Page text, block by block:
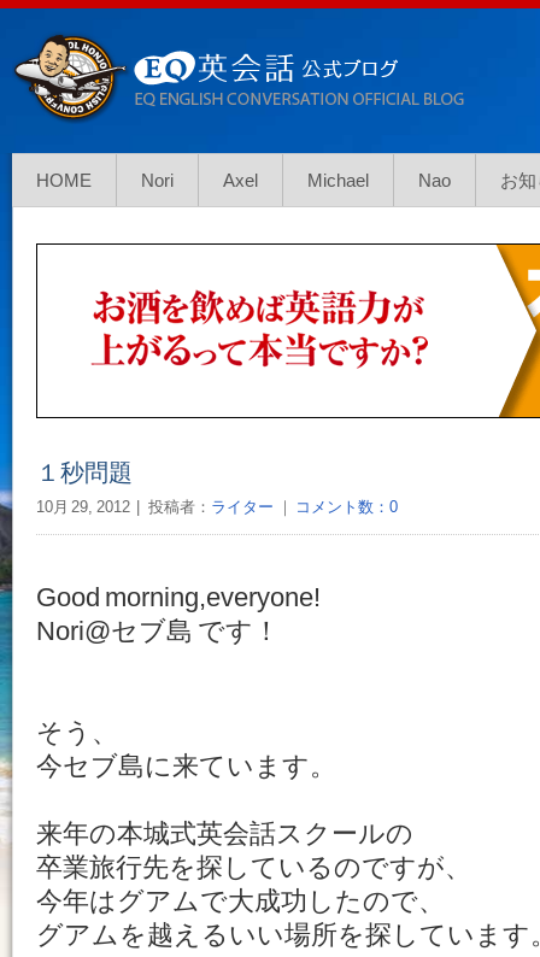
HOME Nori Axel Michael Nao お
１秒問題
10月 29, 2012 投稿者： ライター ｜ コメント数：0
Good morning,everyone!
Nori@セブ島 です！
そう、
今セブ島に来ています。
来年の本城式英会話スクールの
卒業旅行先を探しているのですが、
今年はグアムで大成功したので、
グアムを越えるいい場所を探しています